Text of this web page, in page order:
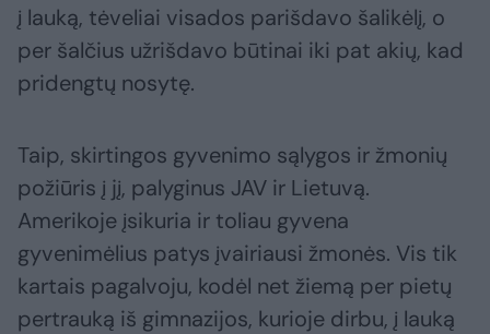
į lauką, tėveliai visados parišdavo šalikėlį, o
per šalčius užrišdavo būtinai iki pat akių, kad
pridengtų nosytę.
Taip, skirtingos gyvenimo sąlygos ir žmonių
požiūris į jį, palyginus JAV ir Lietuvą.
Amerikoje įsikuria ir toliau gyvena
gyvenimėlius patys įvairiausi žmonės. Vis tik
kartais pagalvoju, kodėl net žiemą per pietų
pertrauką iš gimnazijos, kurioje dirbu, į lauką